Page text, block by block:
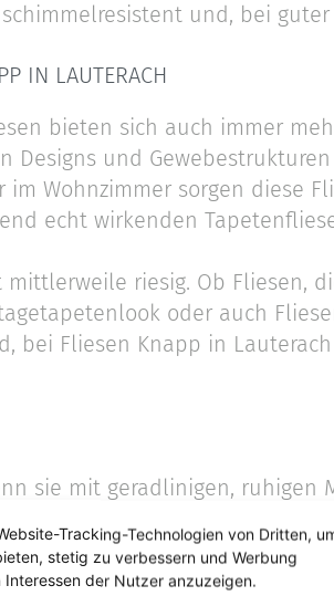
und, bei
IN LAUTERACH
bieten sich auch immer
Designs und
Wohnzimmer sorgen diese
echt wirkenden
riesig. Ob Fliesen,
oder auch
bei Fliesen Knapp in
sie mit geradlinigen, ruhigen
Auch die Dekoration sollte
Kissen auf dem Sofa und
richtige Highlights in Ihrem
Tracking-Technologien von Dritten,
stetig zu verbessern und Werbung
der Nutzer anzuzeigen.